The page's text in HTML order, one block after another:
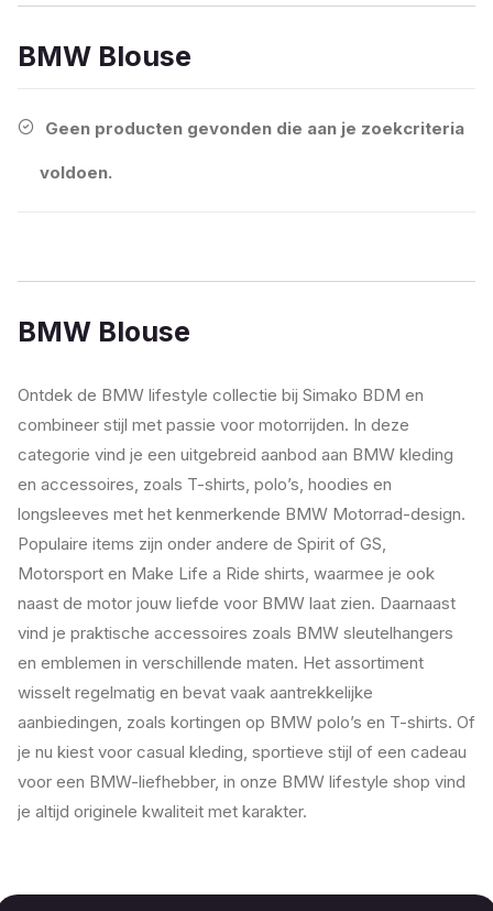
BMW Blouse
Geen producten gevonden die aan je zoekcriteria
voldoen.
BMW Blouse
Ontdek de BMW lifestyle collectie bij Simako BDM en
combineer stijl met passie voor motorrijden. In deze
categorie vind je een uitgebreid aanbod aan BMW kleding
en accessoires, zoals T-shirts, polo’s, hoodies en
longsleeves met het kenmerkende BMW Motorrad-design.
Populaire items zijn onder andere de Spirit of GS,
Motorsport en Make Life a Ride shirts, waarmee je ook
naast de motor jouw liefde voor BMW laat zien. Daarnaast
vind je praktische accessoires zoals BMW sleutelhangers
en emblemen in verschillende maten. Het assortiment
wisselt regelmatig en bevat vaak aantrekkelijke
aanbiedingen, zoals kortingen op BMW polo’s en T-shirts. Of
je nu kiest voor casual kleding, sportieve stijl of een cadeau
voor een BMW-liefhebber, in onze BMW lifestyle shop vind
je altijd originele kwaliteit met karakter.